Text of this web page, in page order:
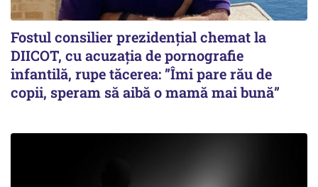
Fostul consilier prezidențial chemat la
DIICOT, cu acuzația de pornografie
infantilă, rupe tăcerea: ”Îmi pare rău de
copii, speram să aibă o mamă mai bună”